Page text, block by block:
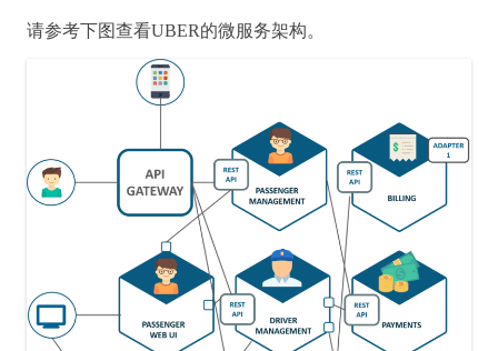
请参考下图查看UBER的微服务架构。